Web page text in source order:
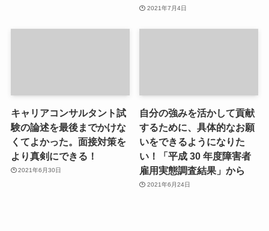
2021年7月4日
キャリアコンサルタント試
験の論述を最後までかけな
くてよかった。面接対策を
より真剣にできる！
2021年6月30日
自分の強みを活かして貢献
するために、具体的なお願
いをできるようになりた
い！「平成 30 年度障害者
雇用実態調査結果」から
2021年6月24日